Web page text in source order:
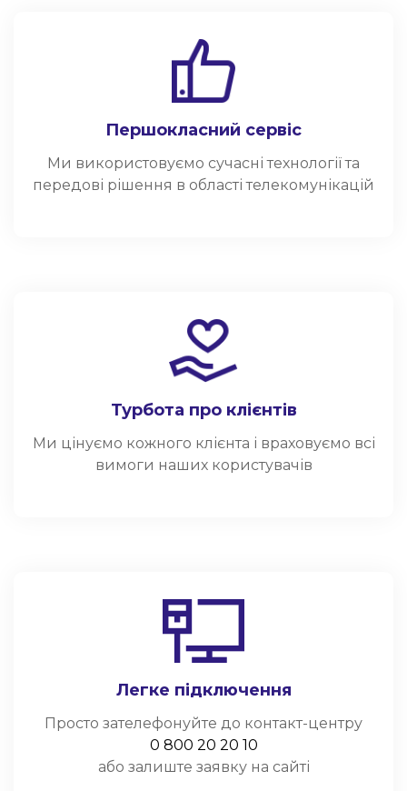
Першокласний сервіс
Ми використовуємо сучасні технології та
передові рішення в області телекомунікацій
Турбота про клієнтів
Ми цінуємо кожного клієнта і враховуємо всі
вимоги наших користувачів
Легке підключення
Просто зателефонуйте до контакт-центру
0 800 20 20 10
або залиште заявку на сайті